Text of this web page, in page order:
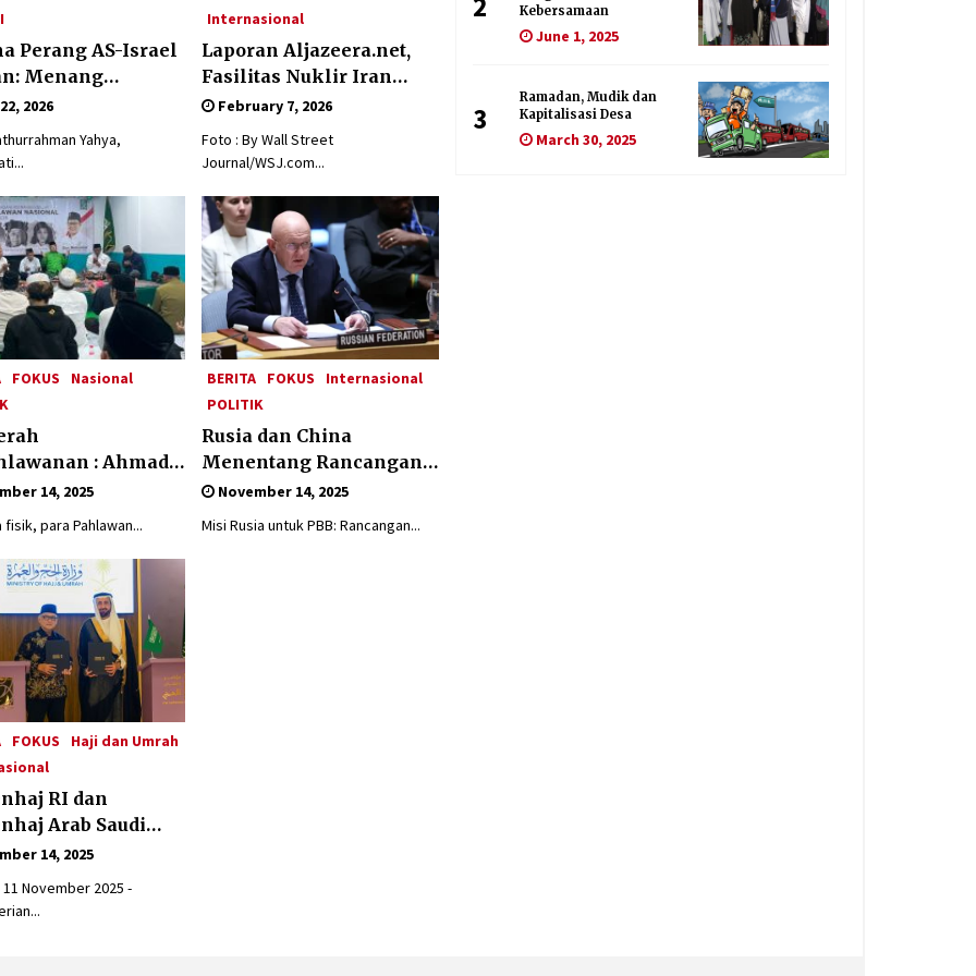
Perang AS-Israel
Menang
Tempur, Kalah
2026
Yahya,
Internasional
Laporan Aljazeera.net,
Fasilitas Nuklir Iran
antara Pegawasan dan
Skenario yang Mungkin
February 7, 2026
Foto : By Wall Street
Journal/WSJ.com...
FOKUS
Nasional
: Ahmad
Minta Kader PKB
Perjuangan
Gus Dur
14, 2025
fisik, para Pahlawan...
BERITA FOKUS
Internasional
POLITIK
Rusia dan China
Menentang Rancangan
Resolusi AS tentang Gaza
November 14, 2025
Misi Rusia untuk PBB: Rancangan...
FOKUS
Haji dan Umrah
RI dan
Arab Saudi
MOU
H / 2026 M
14, 2025
November 2025 -
Kebersamaan
June 1, 2025
3
Ramadan, Mudik dan
Kapitalisasi Desa
March 30, 2025